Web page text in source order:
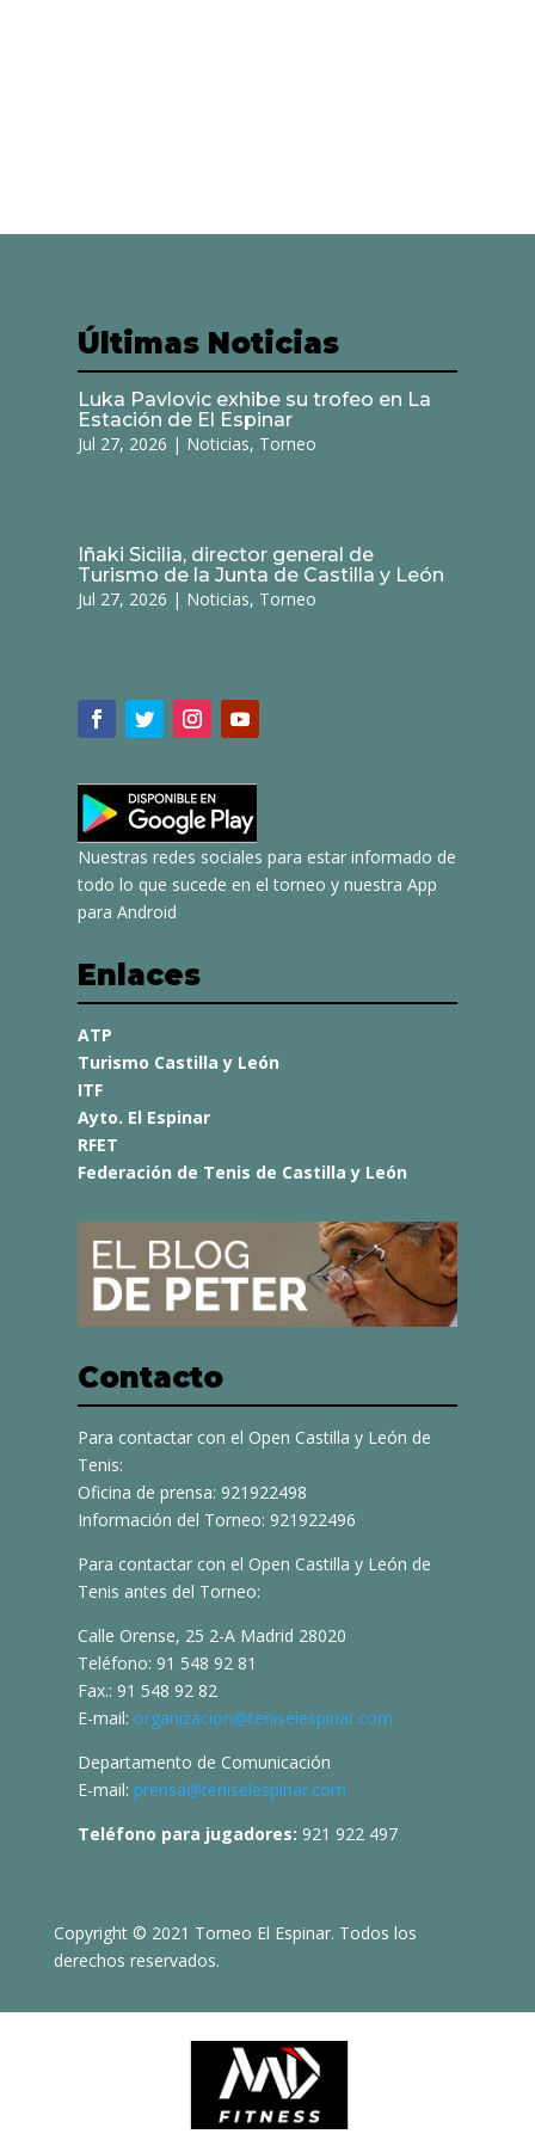
Últimas Noticias
Luka Pavlovic exhibe su trofeo en La
Estación de El Espinar
Jul 27, 2026 | Noticias, Torneo
Iñaki Sicilia, director general de
Turismo de la Junta de Castilla y León
Jul 27, 2026 | Noticias, Torneo
Nuestras redes sociales para estar informado de
todo lo que sucede en el torneo y nuestra App
para Android
Enlaces
ATP
Turismo Castilla y León
ITF
Ayto. El Espinar
RFET
Federación de Tenis de Castilla y León
Contacto
Para contactar con el Open Castilla y León de
Tenis:
Oficina de prensa: 921922498
Información del Torneo: 921922496
Para contactar con el Open Castilla y León de
Tenis antes del Torneo:
Calle Orense, 25 2-A Madrid 28020
Teléfono: 91 548 92 81
Fax.: 91 548 92 82
E-mail: organizacion@teniselespinar.com
Departamento de Comunicación
E-mail: prensa@teniselespinar.com
Teléfono para jugadores: 921 922 497
Copyright © 2021 Torneo El Espinar. Todos los
derechos reservados.